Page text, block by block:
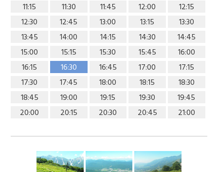
11:15
11:30 11:45 12:00
12:15
12:30
12:45 13:00 13:15
13:30
13:45
14:00 14:15 14:30
14:45
15:00
15:15 15:30 15:45
16:00
16:15
16:30 16:45 17:00
17:15
17:30
17:45 18:00 18:15
18:30
18:45
19:00 19:15 19:30
19:45
20:00
20:15 20:30 20:45 21:00